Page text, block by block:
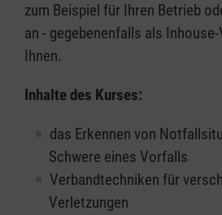
zum Beispiel für Ihren Betrieb
an - gegebenenfalls als
Ihnen.
Inhalte des Kurses:
das Erkennen von
Schwere eines Vorfalls
Verbandtechniken für
Verletzungen